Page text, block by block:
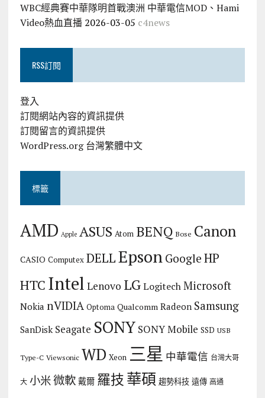
WBC經典賽中華隊明首戰澳洲 中華電信MOD、Hami
Video熱血直播 2026-03-05 c4news
RSS訂閱
登入
訂閱網站內容的資訊提供
訂閱留言的資訊提供
WordPress.org 台灣繁體中文
標籤
AMD Apple ASUS Atom BENQ Bose Canon
CASIO Computex DELLEpson Google HP
HTC Intel Lenovo LG Logitech Microsoft
Nokia nVIDIA Optoma Qualcomm Radeon Samsung
SanDisk Seagate SONY SONY Mobile SSD USB
Type-C Viewsonic WD Xeon 三星 中華電信 台灣大哥
大 小米微軟 戴爾 羅技華碩 趨勢科技 遠傳 高通